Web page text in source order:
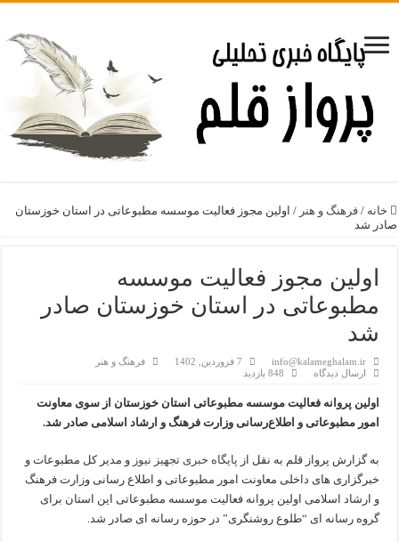
خانه / فرهنگ و هنر / اولین مجوز فعالیت موسسه مطبوعاتی در استان خوزستان
صادر شد
اولین مجوز فعالیت موسسه
مطبوعاتی در استان خوزستان صادر
شد
info@kalameghalam.ir 7 فروردین, 1402
فرهنگ و هنر
ارسال دیدگاه
848 بازدید
اولین پروانه فعالیت موسسه مطبوعاتی استان خوزستان از سوی معاونت
امور مطبوعاتی و اطلاع‌رسانی وزارت فرهنگ و ارشاد اسلامی صادر شد.
به گزارش پرواز قلم به نقل از پایگاه خبری تجهیز نیوز و مدیر کل مطبوعات و
خبرگزاری های داخلی معاونت امور مطبوعاتی و اطلاع رسانی وزارت فرهنگ
و ارشاد اسلامی اولین پروانه فعالیت موسسه مطبوعاتی این استان برای
گروه رسانه ای “طلوع روشنگری” در حوزه رسانه ای صادر شد.